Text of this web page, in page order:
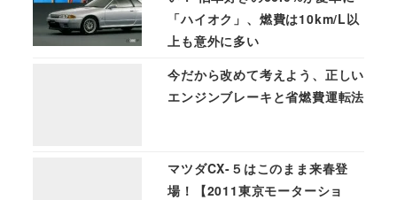
「ハイオク」、燃費は10km/L以
上も意外に多い
今だから改めて考えよう、正しい
エンジンブレーキと省燃費運転法
マツダCX-５はこのまま来春登
場！【2011東京モーターショ